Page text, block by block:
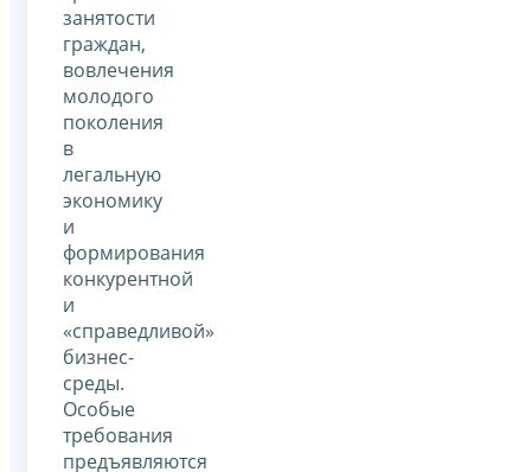
занятости
граждан,
вовлечения
молодого
поколения
в
легальную
экономику
и
формирования
конкурентной
и
«справедливой»
бизнес-
среды.
Особые
требования
предъявляются